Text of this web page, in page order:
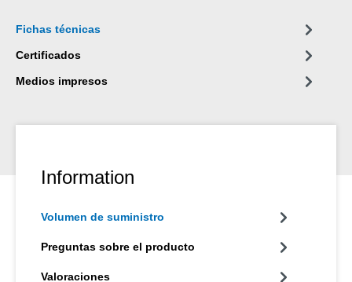
Fichas técnicas
Certificados
Medios impresos
Information
Volumen de suministro
Preguntas sobre el producto
Valoraciones